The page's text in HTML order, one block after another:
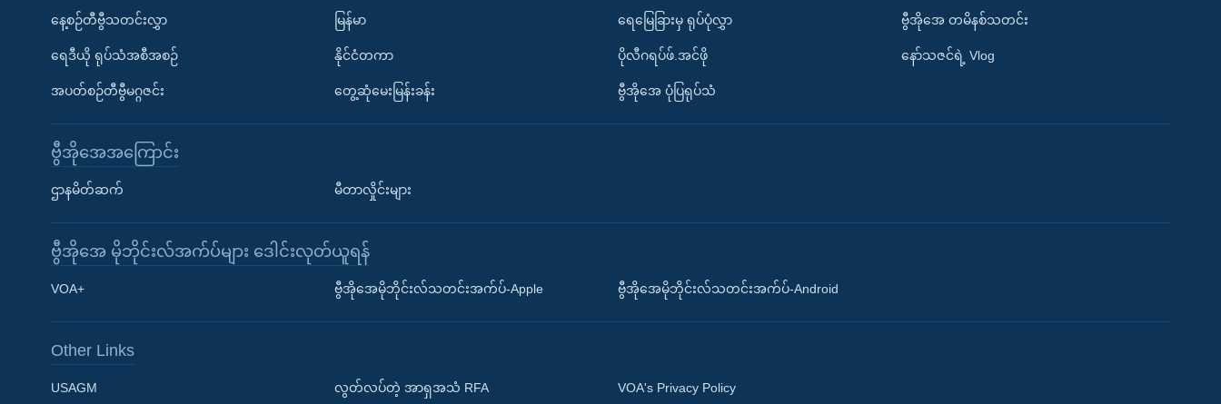
Learning English
နေ့စဉ်တီဗွီသတင်းလွှာ
ရေဒီယို ရုပ်သံအစီအစဉ်
အပတ်စဉ်တီဗွီမဂ္ဂဇင်း
မြန်မာ
နိုင်ငံတကာ
တွေ့ဆုံမေးမြန်းခန်း
ရေမြေခြားမှ ရုပ်ပုံလွှာ
ပိုလီဂရပ်ဖ်.အင်ဖို
ဗွီအိုအေ ပုံပြရုပ်သံ
ဗွီအိုအေ တမိနစ်သတင်း
နော်သဇင်ရဲ့ Vlog
ဗွီအိုအေအကြောင်း
ဌာနမိတ်ဆက် မီတာလှိုင်းများ
ဗွီအိုအေ မိုဘိုင်းလ်အက်ပ်များ ဒေါင်းလုတ်ယူရန်
VOA+ ဗွီအိုအေမိုဘိုင်းလ်သတင်းအက်ပ်-Apple ဗွီအိုအေမိုဘိုင်းလ်သတင်းအက်ပ်-Android
Other Links
USAGM လွတ်လပ်တဲ့ အာရှအသံ RFA VOA's Privacy Policy